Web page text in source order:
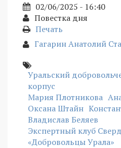
02/06/2025 - 16:40
Повестка дня
Печать
Гагарин Анатолий
Уральский
корпус
Мария Плотникова
Оксана Штайн
Владислав Беляев
Экспертный клуб
«Добровольцы Урала»